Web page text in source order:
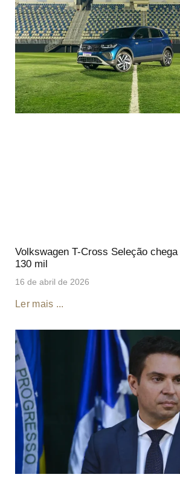
Volkswagen T-Cross Seleção
130 mil
16 de abril de 2026
Ler mais ...